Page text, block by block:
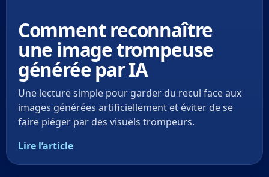
Comment reconnaître
une image trompeuse
générée par IA
Une lecture simple pour garder du recul face aux
images générées artificiellement et éviter de se
faire piéger par des visuels trompeurs.
Lire l’article